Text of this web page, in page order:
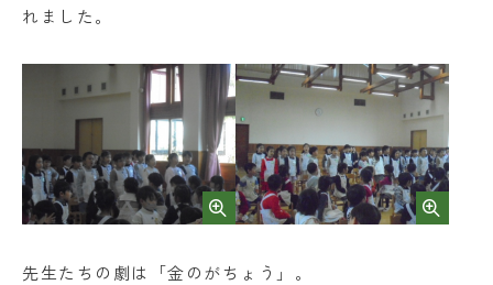
れました。
先生たちの劇は「金のがちょう」。